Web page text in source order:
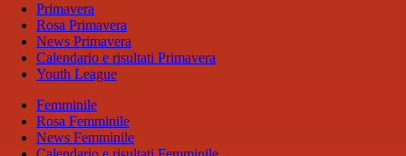
Primavera
Rosa Primavera
News Primavera
Calendario e risultati Primavera
Youth League
Femminile
Rosa Femminile
News Femminile